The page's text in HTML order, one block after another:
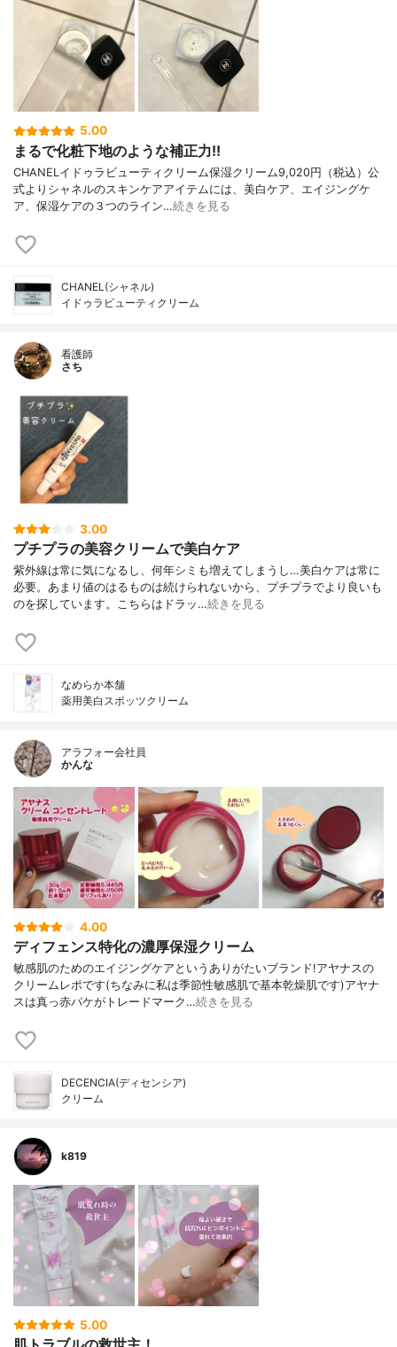
5.00
まるで化粧下地のような補正力!!
CHANELイドゥラビューティクリーム保湿クリーム9,020円（税込）公
式よりシャネルのスキンケアアイテムには、美白ケア、エイジングケ
ア、保湿ケアの３つのライン…続きを見る
CHANEL(シャネル)
イドゥラビューティクリーム
看護師
さち
3.00
プチプラの美容クリームで美白ケア
紫外線は常に気になるし、何年シミも増えてしまうし…美白ケアは常に
必要。あまり値のはるものは続けられないから、プチプラでより良いも
のを探しています。こちらはドラッ…続きを見る
なめらか本舗
薬用美白スポッツクリーム
アラフォー会社員
かんな
4.00
ディフェンス特化の濃厚保湿クリーム
敏感肌のためのエイジングケアというありがたいブランド!アヤナスの
クリームレポです(ちなみに私は季節性敏感肌で基本乾燥肌です)アヤナ
スは真っ赤パケがトレードマーク…続きを見る
DECENCIA(ディセンシア)
クリーム
k819
5.00